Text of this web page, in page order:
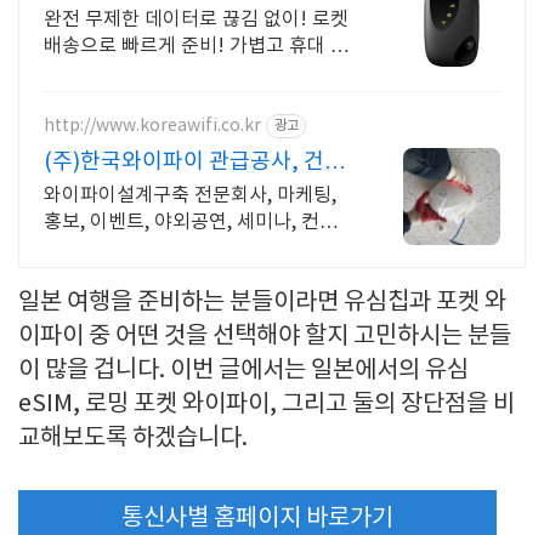
아요
완전 무제한 데이터로 끊김 없이! 로켓
배송으로 빠르게 준비! 가볍고 휴대 편
http://www.koreawifi.co.kr 광고
(주)한국와이파이 관급공사, 건설
공사 가능
와이파이설계구축 전문회사, 마케팅,
홍보, 이벤트, 야외공연, 세미나, 컨벤
적문의
일본 여행을 준비하는 분들이라면 유심칩과 포켓 와
이파이 중 어떤 것을 선택해야 할지 고민하시는 분들
이 많을 겁니다. 이번 글에서는 일본에서의 유심
eSIM, 로밍 포켓 와이파이, 그리고 둘의 장단점을 비
교해보도록 하겠습니다.
통신사별 홈페이지 바로가기